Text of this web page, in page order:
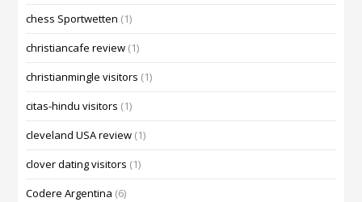
chess Sportwetten (1)
christiancafe review (1)
christianmingle visitors (1)
citas-hindu visitors (1)
cleveland USA review (1)
clover dating visitors (1)
Codere Argentina (6)